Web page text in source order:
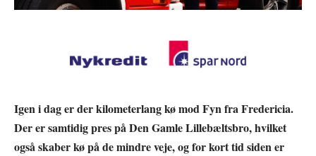
Igen i dag er der kilometerlang kø mod Fyn fra Fredericia.
Der er samtidig pres på Den Gamle Lillebæltsbro, hvilket
også skaber kø på de mindre veje, og for kort tid siden er